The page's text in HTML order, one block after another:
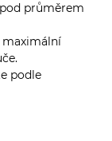
průměrem
maximální
podle